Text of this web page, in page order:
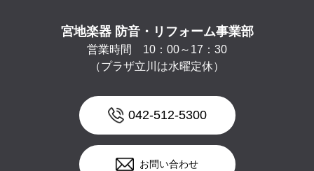
宮地楽器 防音・リフォーム事業部
営業時間 10：00～17：30
（プラザ立川は水曜定休）
042-512-5300
お問い合わせ